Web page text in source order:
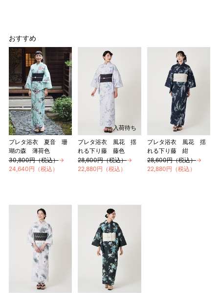
おすすめ
プレタ浴衣 夏音 珊
瑚の森 薄荷色
30,800円（税込）→
24,640円（税込）
入荷待ち
プレタ浴衣 風花 揺
れる下り藤 藤色
28,600円（税込）→
22,880円（税込）
プレタ浴衣 風花 揺
れる下り藤 紺
28,600円（税込）→
22,880円（税込）